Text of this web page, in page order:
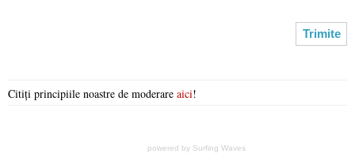
Citiți principiile noastre de moderare aici!
powered by Surfing Waves